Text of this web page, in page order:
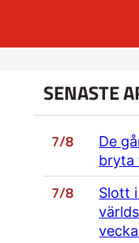
SENASTE
7/8
De
bryta
7/8
Slott